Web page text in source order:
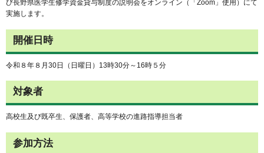
び長野県医学生修学資金貸与制度の説明会をオンライン（「Zoom」使用）にて
実施します。
開催日時
令和８年８月30日（日曜日）13時30分～16時５分
対象者
高校生及び既卒生、保護者、高等学校の進路指導担当者
参加方法